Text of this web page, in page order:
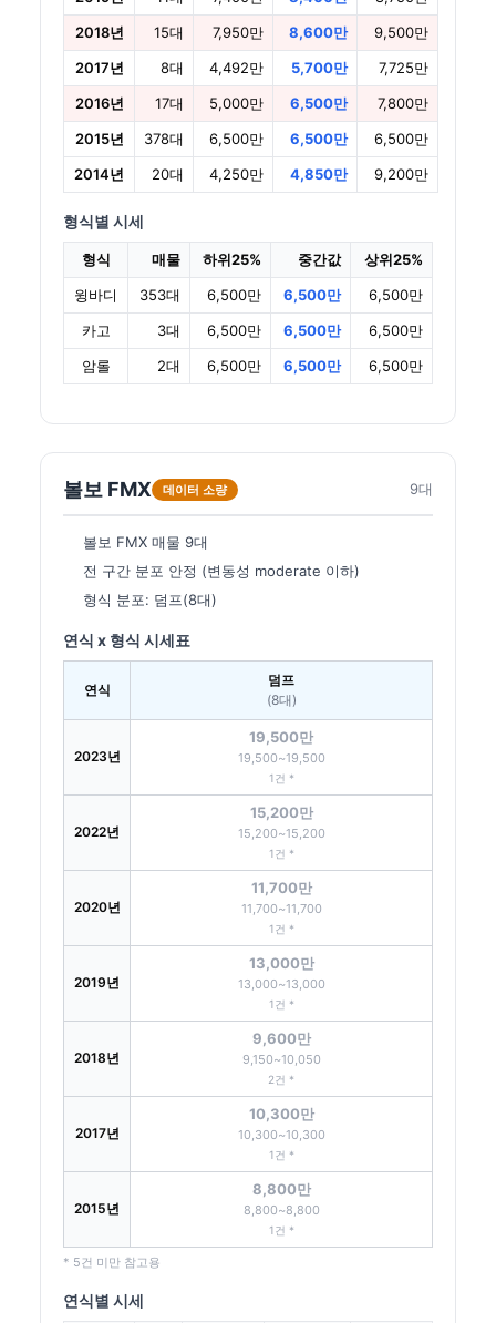
2018년
15대 7,950만 8,600만
9,500만
2017년
8대 4,492만 5,700만
7,725만
2016년
17대 5,000만 6,500만
7,800만
2015년
378대 6,500만 6,500만
6,500만
2014년
20대 4,250만 4,850만 9,200만
형식별 시세
형식 매물 하위25% 중간값
상위25%
윙바디
353대 6,500만 6,500만
6,500만
카고
3대 6,500만 6,500만
6,500만
암롤
2대 6,500만 6,500만 6,500만
볼보 FMX 데이터 소량 9대
볼보 FMX 매물 9대
전 구간 분포 안정 (변동성 moderate 이하)
형식 분포: 덤프(8대)
연식 x 형식 시세표
연식
덤프
(8대)
2023년
19,500만
19,500~19,500
1건 *
2022년
15,200만
15,200~15,200
1건 *
2020년
11,700만
11,700~11,700
1건 *
2019년
13,000만
13,000~13,000
1건 *
2018년
9,600만
9,150~10,050
2건 *
2017년
10,300만
10,300~10,300
1건 *
2015년
8,800만
8,800~8,800
1건 *
* 5건 미만 참고용
연식별 시세